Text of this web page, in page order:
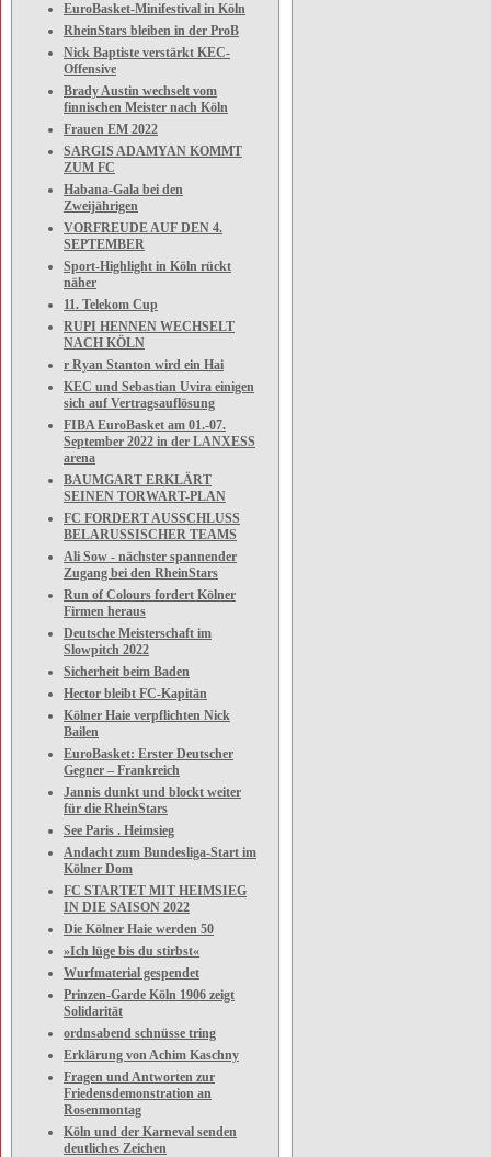
EuroBasket-Minifestival in Köln
RheinStars bleiben in der ProB
Nick Baptiste verstärkt KEC-
Offensive
Brady Austin wechselt vom
finnischen Meister nach Köln
Frauen EM 2022
SARGIS ADAMYAN KOMMT
ZUM FC
Habana-Gala bei den
Zweijährigen
VORFREUDE AUF DEN 4.
SEPTEMBER
Sport-Highlight in Köln rückt
näher
11. Telekom Cup
RUPI HENNEN WECHSELT
NACH KÖLN
r Ryan Stanton wird ein Hai
KEC und Sebastian Uvira einigen
sich auf Vertragsauflösung
FIBA EuroBasket am 01.-07.
September 2022 in der LANXESS
arena
BAUMGART ERKLÄRT
SEINEN TORWART-PLAN
FC FORDERT AUSSCHLUSS
BELARUSSISCHER TEAMS
Ali Sow - nächster spannender
Zugang bei den RheinStars
Run of Colours fordert Kölner
Firmen heraus
Deutsche Meisterschaft im
Slowpitch 2022
Sicherheit beim Baden
Hector bleibt FC-Kapitän
Kölner Haie verpflichten Nick
Bailen
EuroBasket: Erster Deutscher
Gegner – Frankreich
Jannis dunkt und blockt weiter
für die RheinStars
See Paris . Heimsieg
Andacht zum Bundesliga-Start im
Kölner Dom
FC STARTET MIT HEIMSIEG
IN DIE SAISON 2022
Die Kölner Haie werden 50
»Ich lüge bis du stirbst«
Wurfmaterial gespendet
Prinzen-Garde Köln 1906 zeigt
Solidarität
ordnsabend schnüsse tring
Erklärung von Achim Kaschny
Fragen und Antworten zur
Friedensdemonstration an
Rosenmontag
Köln und der Karneval senden
deutliches Zeichen